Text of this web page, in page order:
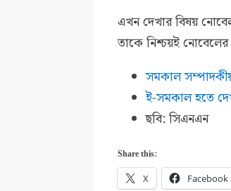
এখন দেখার বিষয়
তাকে নিশ্চয়ই
সমকাল
ই-সমকাল হতে
ছবি: সিএনএন
Share this:
X Facebook